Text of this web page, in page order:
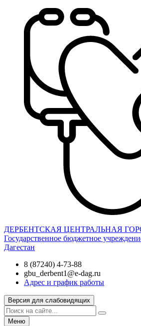
ДЕРБЕНТСКАЯ ЦЕНТРАЛЬНАЯ
Государственное бюджетное
Дагестан
8 (87240) 4-73-88
gbu_derbent1@e-dag.ru
Адрес и график работы
Версия для слабовидящих
Меню